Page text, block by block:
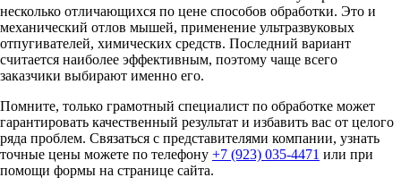
несколько отличающихся по цене способов обработки. Это и
механический отлов мышей, применение ультразвуковых
отпугивателей, химических средств. Последний вариант
считается наиболее эффективным, поэтому чаще всего
заказчики выбирают именно его.
Помните, только грамотный специалист по обработке может
гарантировать качественный результат и избавить вас от целого
ряда проблем. Связаться с представителями компании, узнать
точные цены можете по телефону +7 (923) 035-4471 или при
помощи формы на странице сайта.